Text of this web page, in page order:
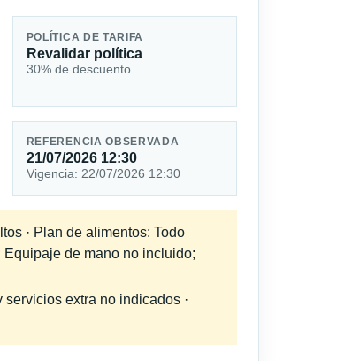
POLÍTICA DE TARIFA
Revalidar política
30% de descuento
REFERENCIA OBSERVADA
21/07/2026 12:30
Vigencia: 22/07/2026 12:30
· Plan de alimentos: Todo
de mano no incluido;
extra no indicados ·